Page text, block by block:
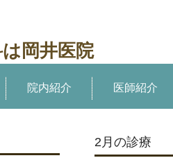
岡井医院
院内紹介 医師紹介
2月の診療